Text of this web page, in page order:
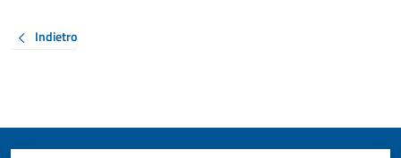
Indietro